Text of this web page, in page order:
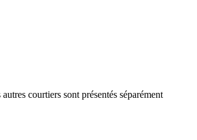
courtiers sont présentés séparément